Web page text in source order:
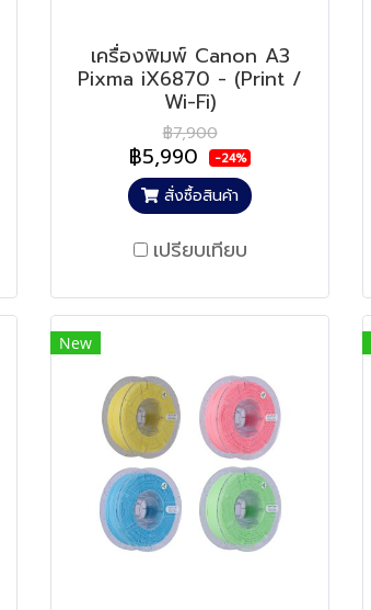
เครื่องพิมพ์ Canon A3
Pixma iX6870 - (Print /
Wi-Fi)
฿7,900
฿5,990 -24%
สั่งซื้อสินค้า
เปรียบเทียบ
New